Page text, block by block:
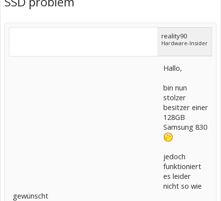
reality90
Hardware-Insider
Hallo,
bin nun
stolzer
besitzer einer
128GB
Samsung 830
jedoch
funktioniert
es leider
nicht so wie
gewünscht